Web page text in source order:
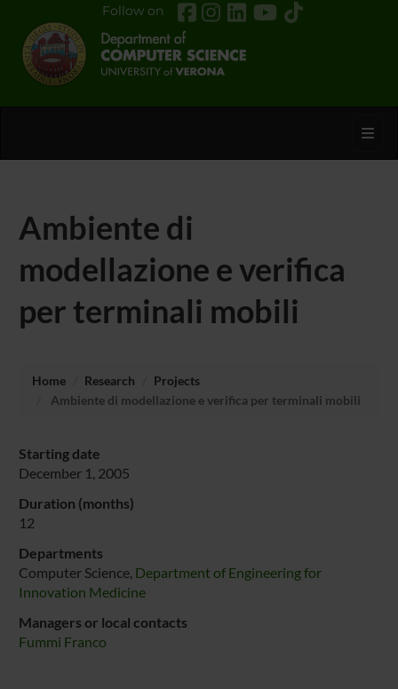
Follow on
Ambiente di
modellazione e verifica
per terminali mobili
Home Research
Projects
Ambiente di modellazione e verifica per terminali mobili
Starting date
December 1, 2005
Duration (months)
12
Departments
Computer Science, Department of Engineering for
Innovation Medicine
Managers or local contacts
Fummi Franco